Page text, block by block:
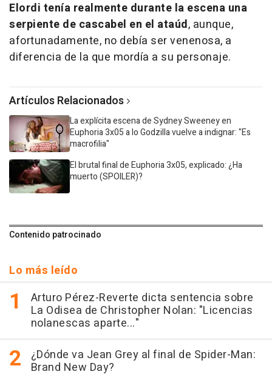
Elordi tenía realmente durante la escena una
serpiente de cascabel en el ataúd, aunque,
afortunadamente, no debía ser venenosa, a
diferencia de la que mordía a su personaje.
Artículos Relacionados
La explícita escena de Sydney Sweeney en
Euphoria 3x05 a lo Godzilla vuelve a indignar: "Es
macrofilia"
El brutal final de Euphoria 3x05, explicado: ¿Ha
muerto (SPOILER)?
Contenido patrocinado
Lo más leído
Arturo Pérez-Reverte dicta sentencia sobre
La Odisea de Christopher Nolan: "Licencias
nolanescas aparte..."
¿Dónde va Jean Grey al final de Spider-Man:
Brand New Day?